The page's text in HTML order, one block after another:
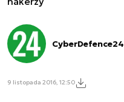
CyberDefence24
9 listopada 2016, 12:50